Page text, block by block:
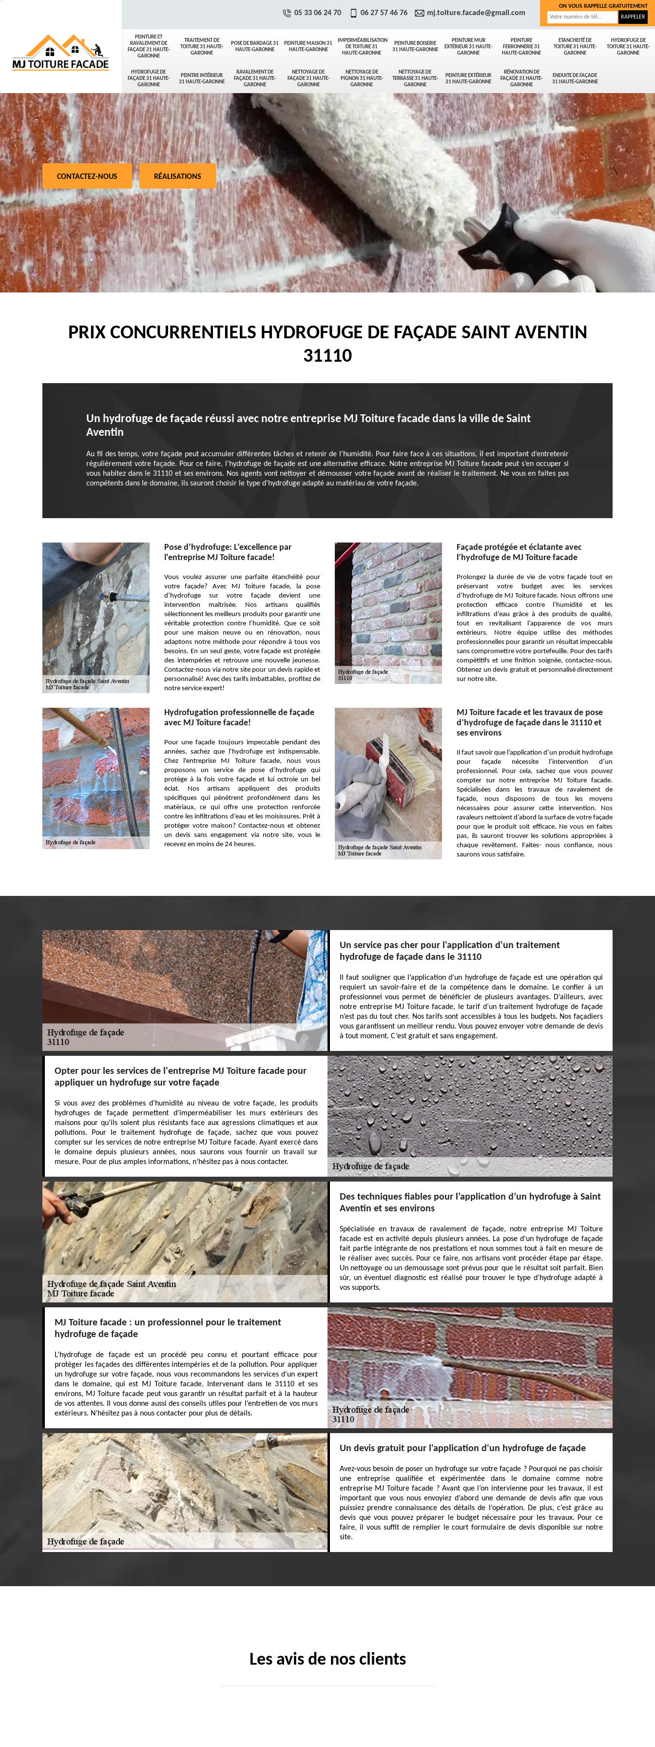
PEINTURE ET
RAVALEMENT DE
FAÇADE 31 HAUTE-
GARONNE
TRAITEMENT DE
TOITURE 31 HAUTE-
GARONNE
POSE DE BARDAGE 31
HAUTE-GARONNE
PEINTURE MAISON 31
HAUTE-GARONNE
IMPERMÉABILISATION
DE TOITURE 31
HAUTE-GARONNE
PEINTURE BOISERIE
31 HAUTE-GARONNE
PEINTURE MUR
EXTÉRIEUR 31 HAUTE-
GARONNE
PEINTURE
FERRONNERIE 31
HAUTE-GARONNE
ETANCHEITÉ DE
TOITURE 31 HAUTE-
GARONNE
HYDROFUGE DE
TOITURE 31 HAUTE-
GARONNE
HYDROFUGE DE
FAÇADE 31 HAUTE-
GARONNE
PEINTRE INTÉRIEUR
31 HAUTE-GARONNE
RAVALEMENT DE
FAÇADE 31 HAUTE-
GARONNE
NETTOYAGE DE
FAÇADE 31 HAUTE-
GARONNE
NETTOYAGE DE
PIGNON 31 HAUTE-
GARONNE
NETTOYAGE DE
TERRASSE 31 HAUTE-
GARONNE
PEINTURE EXTÉRIEUR
31 HAUTE-GARONNE
RÉNOVATION DE
FAÇADE 31 HAUTE-
GARONNE
ENDUITE DE FAÇADE
31 HAUTE-GARONNE
05 33 06 24 70 06 27 57 46 76 mj.toiture.facade@gmail.com
ON VOUS RAPPELLE GRATUITEMENT
CONTACTEZ-NOUS RÉALISATIONS
PRIX CONCURRENTIELS HYDROFUGE DE FAÇADE SAINT AVENTIN
31110
Un hydrofuge de façade réussi avec notre entreprise MJ Toiture facade dans la ville de Saint
Aventin
Au fil des temps, votre façade peut accumuler différentes tâches et retenir de l’humidité. Pour faire face à ces situations, il est important d’entretenir
régulièrement votre façade. Pour ce faire, l’hydrofuge de façade est une alternative efficace. Notre entreprise MJ Toiture facade peut s’en occuper si
vous habitez dans le 31110 et ses environs. Nos agents vont nettoyer et démousser votre façade avant de réaliser le traitement. Ne vous en faites pas
compétents dans le domaine, ils sauront choisir le type d’hydrofuge adapté au matériau de votre façade.
Pose d’hydrofuge: L’excellence par
l'entreprise MJ Toiture facade!
Vous voulez assurer une parfaite étanchéité pour
votre façade? Avec MJ Toiture facade, la pose
d’hydrofuge sur votre façade devient une
intervention maîtrisée. Nos artisans qualifiés
sélectionnent les meilleurs produits pour garantir une
véritable protection contre l’humidité. Que ce soit
pour une maison neuve ou en rénovation, nous
adaptons notre méthode pour répondre à tous vos
besoins. En un seul geste, votre façade est protégée
des intempéries et retrouve une nouvelle jeunesse.
Contactez-nous via notre site pour un devis rapide et
personnalisé! Avec des tarifs imbattables, profitez de
notre service expert!
Façade protégée et éclatante avec
l’hydrofuge de MJ Toiture facade
Prolongez la durée de vie de votre façade tout en
préservant votre budget avec les services
d’hydrofuge de MJ Toiture facade. Nous offrons une
protection efficace contre l’humidité et les
infiltrations d’eau grâce à des produits de qualité,
tout en revitalisant l’apparence de vos murs
extérieurs. Notre équipe utilise des méthodes
professionnelles pour garantir un résultat impeccable
sans compromettre votre portefeuille. Pour des tarifs
compétitifs et une finition soignée, contactez-nous.
Obtenez un devis gratuit et personnalisé directement
sur notre site.
Hydrofugation professionnelle de façade
avec MJ Toiture facade!
Pour une façade toujours impeccable pendant des
années, sachez que l’hydrofuge est indispensable.
Chez l'entreprise MJ Toiture facade, nous vous
proposons un service de pose d’hydrofuge qui
protège à la fois votre façade et lui octroie un bel
éclat. Nos artisans appliquent des produits
spécifiques qui pénètrent profondément dans les
matériaux, ce qui offre une protection renforcée
contre les infiltrations d’eau et les moisissures. Prêt à
protéger votre maison? Contactez-nous et obtenez
un devis sans engagement via notre site, vous le
recevez en moins de 24 heures.
MJ Toiture facade et les travaux de pose
d’hydrofuge de façade dans le 31110 et
ses environs
Il faut savoir que l’application d’un produit hydrofuge
pour façade nécessite l’intervention d’un
professionnel. Pour cela, sachez que vous pouvez
compter sur notre entreprise MJ Toiture facade.
Spécialisées dans les travaux de ravalement de
façade, nous disposons de tous les moyens
nécessaires pour assurer cette intervention. Nos
ravaleurs nettoient d’abord la surface de votre façade
pour que le produit soit efficace. Ne vous en faites
pas, ils sauront trouver les solutions appropriées à
chaque revêtement. Faites- nous confiance, nous
saurons vous satisfaire.
Un service pas cher pour l'application d'un traitement
hydrofuge de façade dans le 31110
Il faut souligner que l’application d’un hydrofuge de façade est une opération qui
requiert un savoir-faire et de la compétence dans le domaine. Le confier à un
professionnel vous permet de bénéficier de plusieurs avantages. D’ailleurs, avec
notre entreprise MJ Toiture facade, le tarif d’un traitement hydrofuge de façade
n’est pas du tout cher. Nos tarifs sont accessibles à tous les budgets. Nos façadiers
vous garantissent un meilleur rendu. Vous pouvez envoyer votre demande de devis
à tout moment. C’est gratuit et sans engagement.
Opter pour les services de l'entreprise MJ Toiture facade pour
appliquer un hydrofuge sur votre façade
Si vous avez des problèmes d’humidité au niveau de votre façade, les produits
hydrofuges de façade permettent d’imperméabiliser les murs extérieurs des
maisons pour qu’ils soient plus résistants face aux agressions climatiques et aux
pollutions. Pour le traitement hydrofuge de façade, sachez que vous pouvez
compter sur les services de notre entreprise MJ Toiture facade. Ayant exercé dans
le domaine depuis plusieurs années, nous saurons vous fournir un travail sur
mesure. Pour de plus amples informations, n’hésitez pas à nous contacter.
Des techniques fiables pour l’application d’un hydrofuge à Saint
Aventin et ses environs
Spécialisée en travaux de ravalement de façade, notre entreprise MJ Toiture
facade est en activité depuis plusieurs années. La pose d’un hydrofuge de façade
fait partie intégrante de nos prestations et nous sommes tout à fait en mesure de
le réaliser avec succès. Pour ce faire, nos artisans vont procéder étape par étape.
Un nettoyage ou un demoussage sont prévus pour que le résultat soit parfait. Bien
sûr, un éventuel diagnostic est réalisé pour trouver le type d’hydrofuge adapté à
vos supports.
MJ Toiture facade : un professionnel pour le traitement
hydrofuge de façade
L’hydrofuge de façade est un procédé peu connu et pourtant efficace pour
protéger les façades des différentes intempéries et de la pollution. Pour appliquer
un hydrofuge sur votre façade, nous vous recommandons les services d’un expert
dans le domaine, qui est MJ Toiture facade. Intervenant dans le 31110 et ses
environs, MJ Toiture facade peut vous garantir un résultat parfait et à la hauteur
de vos attentes. Il vous donne aussi des conseils utiles pour l’entretien de vos murs
extérieurs. N’hésitez pas à nous contacter pour plus de détails.
Un devis gratuit pour l'application d'un hydrofuge de façade
Avez-vous besoin de poser un hydrofuge sur votre façade ? Pourquoi ne pas choisir
une entreprise qualifiée et expérimentée dans le domaine comme notre
entreprise MJ Toiture facade ? Avant que l’on intervienne pour les travaux, il est
important que vous nous envoyiez d’abord une demande de devis afin que vous
puissiez prendre connaissance des détails de l’opération. De plus, c’est grâce au
devis que vous pouvez préparer le budget nécessaire pour les travaux. Pour ce
faire, il vous suffit de remplier le court formulaire de devis disponible sur notre
site.
Les avis de nos clients